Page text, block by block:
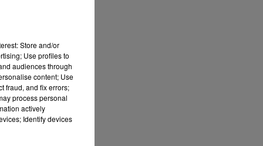
Store and/or
Use profiles to
audiences through
content; Use
fraud, and fix errors;
process personal
actively
Identify devices